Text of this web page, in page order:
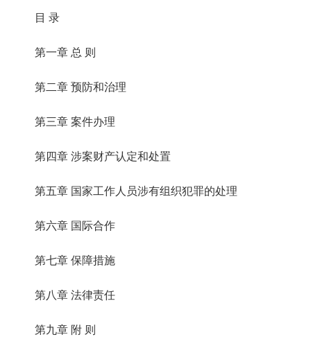
目 录
第一章 总 则
第二章 预防和治理
第三章 案件办理
第四章 涉案财产认定和处置
第五章 国家工作人员涉有组织犯罪的处理
第六章 国际合作
第七章 保障措施
第八章 法律责任
第九章 附 则